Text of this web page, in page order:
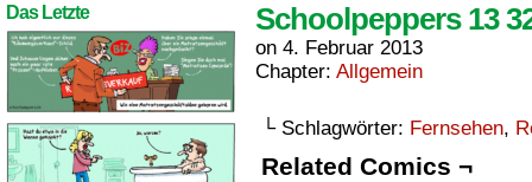
Das Letzte Schoolpeppers 13
on 4. Februar 2013
Chapter: Allgemein
└ Schlagwörter: Fernsehen,
Related Comics ¬